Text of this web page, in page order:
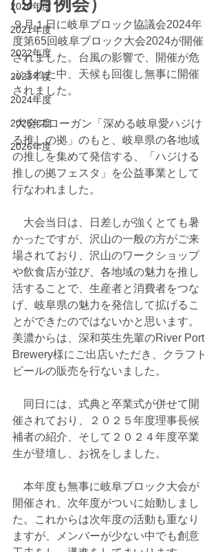
2020年度
2021年度
2022年度
2023年度
2024年度
2025年度
2026年度
（９月例会）
９月１日に岐阜ブロック協議会2024年
度第65回岐阜ブロック大会2024が開催
されました。台風の影響で、開催が危
ぶまれた中、天候も回復し無事に開催
されました。
大会スローガン「深める岐阜愛ハジけ
る推しの拠」のもと、岐阜県の各地域
の推しを集めて発信する、「ハジける
推しの拠フェスタ」を公益事業として
行なわれました。
大会当日は、日差しが強くとても暑
かったですが、沢山の一般の方がご来
場されており、沢山のワークショップ
や飲食店が並び、各地域の魅力を推し
活することで、生産者と消費者をつな
げ、岐阜県の魅力を発信して拡げるこ
とができたのではないかと思います。
美濃からは、深和英生先輩のRiver Port
Brewery様にご出店いただき、クラフト
ビールの販売を行ないました。
同日には、式典と卒業式が併せて開
催されており、２０２５年度理事長候
補者の紹介、そして２０２４年度卒業
生が登壇し、お祝をしました。
本年度も無事に岐阜ブロック大会が
開催され、次年度がついに始動しまし
た。これからは次年度の活動も重なり
ますが、メンバーが少ない中でも創意